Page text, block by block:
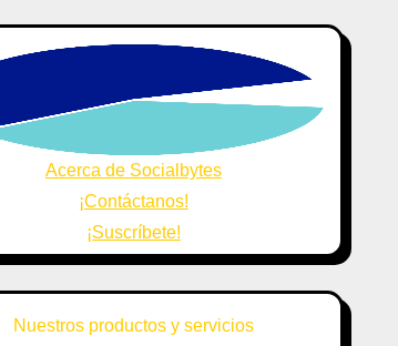
Acerca de Socialbytes
¡Contáctanos!
¡Suscríbete!
Nuestros productos y servicios